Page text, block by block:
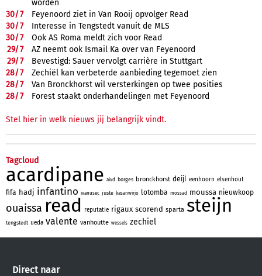
worden
30/7
Feyenoord ziet in Van Rooij opvolger Read
30/7
Interesse in Tengstedt vanuit de MLS
30/7
Ook AS Roma meldt zich voor Read
29/7
AZ neemt ook Ismail Ka over van Feyenoord
29/7
Bevestigd: Sauer vervolgt carrière in Stuttgart
28/7
Zechiël kan verbeterde aanbieding tegemoet zien
28/7
Van Bronckhorst wil versterkingen op twee posities
28/7 Forest staakt onderhandelingen met Feyenoord
Stel hier in welk nieuws jij belangrijk vindt.
Tagcloud
acardipane aivd borges bronckhorst deijl eenhoorn elsenhout
fifa hadj infantino ivanusec juste kasanwirjo lotomba mossad moussa nieuwkoop
ouaissa read reputatie rigaux scorend sparta steijn
tengstedt ueda valente vanhoutte wessels zechiel
Direct naar